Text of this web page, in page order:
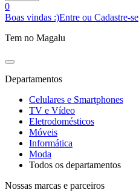
0
Boas vindas :)Entre ou Cadastre-se
Tem no Magalu
Departamentos
Celulares e Smartphones
TV e Vídeo
Eletrodomésticos
Móveis
Informática
Moda
Todos os departamentos
Nossas marcas e parceiros